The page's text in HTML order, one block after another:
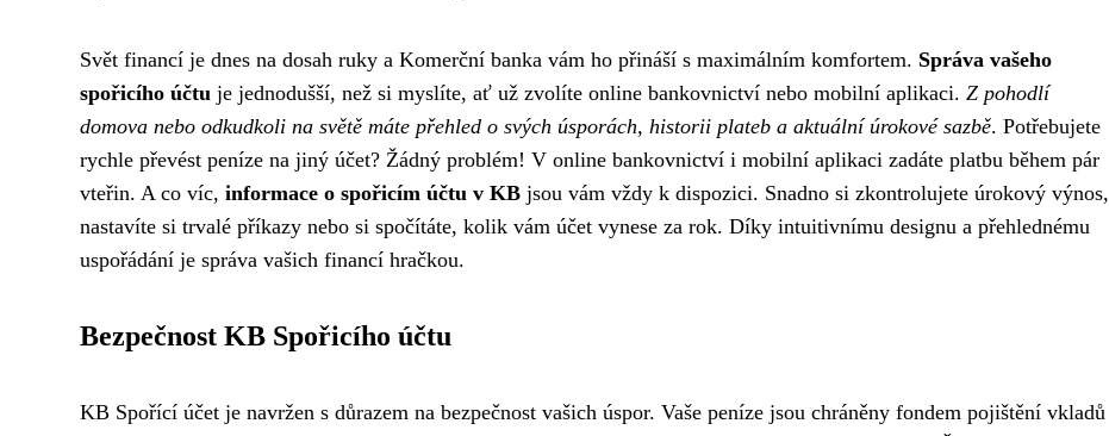
Svět financí je dnes na dosah ruky a Komerční banka vám ho přináší s maximálním komfortem. Správa vašeho
spořicího účtu je jednodušší, než si myslíte, ať už zvolíte online bankovnictví nebo mobilní aplikaci. Z pohodlí
domova nebo odkudkoli na světě máte přehled o svých úsporách, historii plateb a aktuální úrokové sazbě. Potřebujete
rychle převést peníze na jiný účet? Žádný problém! V online bankovnictví i mobilní aplikaci zadáte platbu během pár
vteřin. A co víc, informace o spořicím účtu v KB jsou vám vždy k dispozici. Snadno si zkontrolujete úrokový výnos,
nastavíte si trvalé příkazy nebo si spočítáte, kolik vám účet vynese za rok. Díky intuitivnímu designu a přehlednému
uspořádání je správa vašich financí hračkou.
Bezpečnost KB Spořicího účtu
KB Spořící účet je navržen s důrazem na bezpečnost vašich úspor. Vaše peníze jsou chráněny fondem pojištění vkladů